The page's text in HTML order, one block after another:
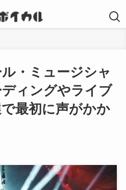
・ミュージシャ
ィングやライブ
最初に声がかか